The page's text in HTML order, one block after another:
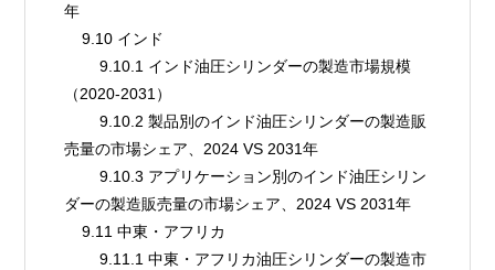
年
    9.10 インド
        9.10.1 インド油圧シリンダーの製造市場規模
（2020-2031）
        9.10.2 製品別のインド油圧シリンダーの製造販
売量の市場シェア、2024 VS 2031年
        9.10.3 アプリケーション別のインド油圧シリン
ダーの製造販売量の市場シェア、2024 VS 2031年
    9.11 中東・アフリカ
        9.11.1 中東・アフリカ油圧シリンダーの製造市